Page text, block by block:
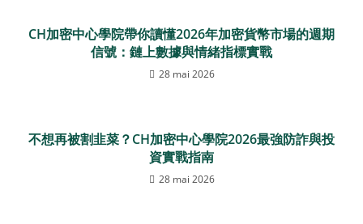
CH加密中心學院帶你讀懂2026年加密貨幣市場的週期
信號：鏈上數據與情緒指標實戰
28 mai 2026
不想再被割韭菜？CH加密中心學院2026最強防詐與投
資實戰指南
28 mai 2026